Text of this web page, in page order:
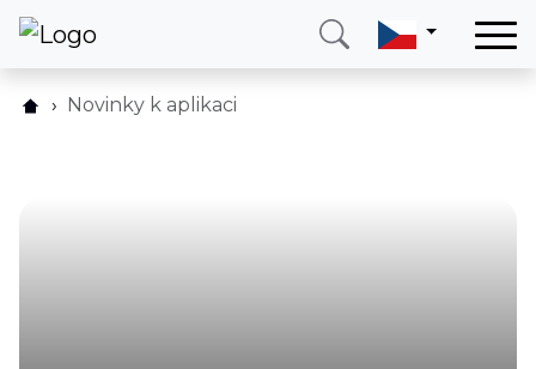
Novinky k aplikaci